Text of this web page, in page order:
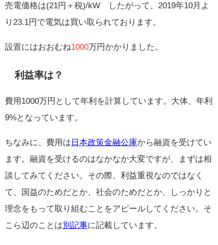
売電価格は(21円＋税)/kW したがって、2019年10月よ
り23.1円で電気は買い取られております。
設置にはおおむね1000万円かかりました。
利益率は？
費用1000万円として年利を計算しています。大体、年利
9%となっています。
ちなみに、費用は 日本政策金融公庫から融資を受けてい
ます。融資を受けるのはなかなか大変ですが、まずは相
談してみてください。その際、利益重視なのではなく
て、国益のためだとか、社会のためだとか、しっかりと
理念をもって取り組むことをアピールしてください。そ
こら辺のことは別記事に記載しています。